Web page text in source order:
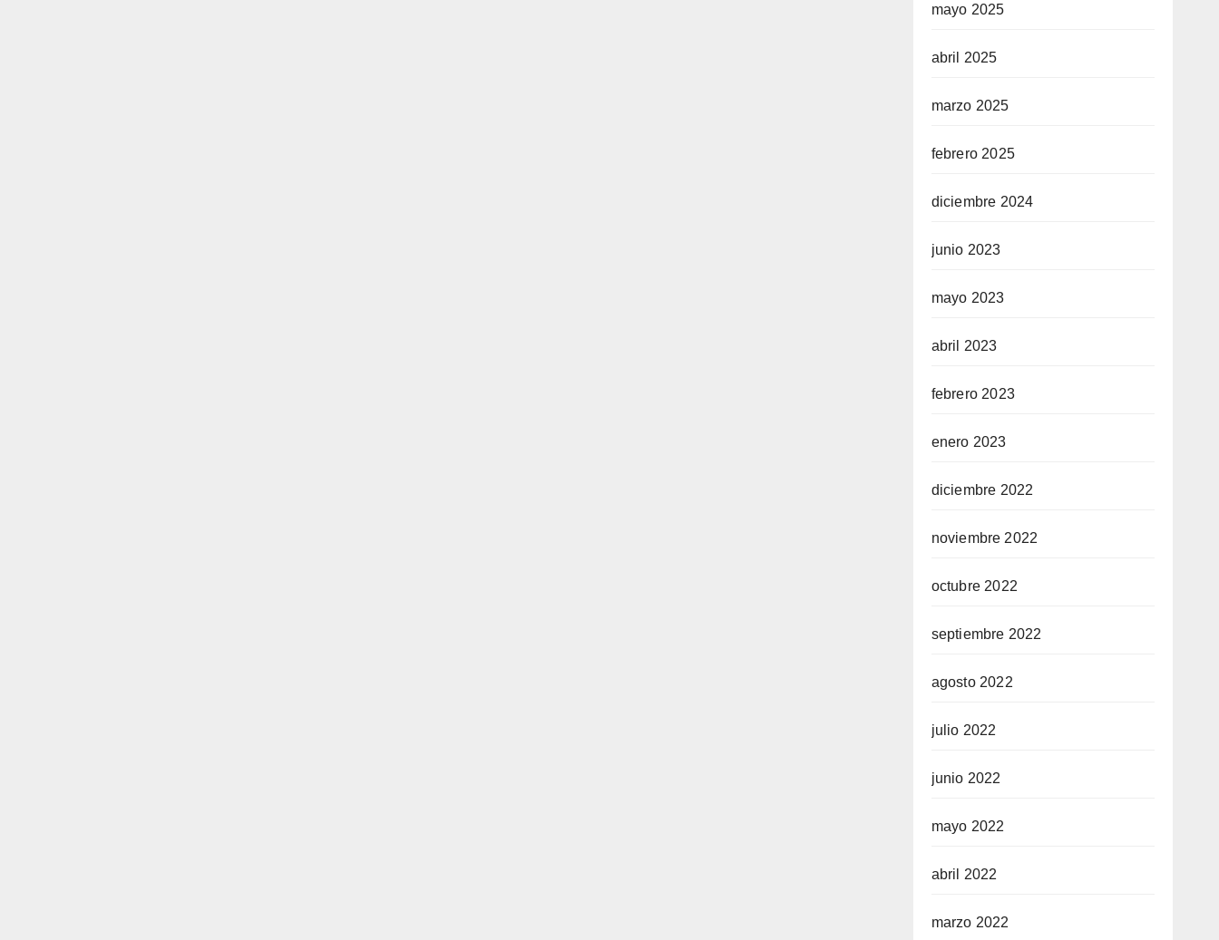
mayo 2025
abril 2025
marzo 2025
febrero 2025
diciembre 2024
junio 2023
mayo 2023
abril 2023
febrero 2023
enero 2023
diciembre 2022
noviembre 2022
octubre 2022
septiembre 2022
agosto 2022
julio 2022
junio 2022
mayo 2022
abril 2022
marzo 2022